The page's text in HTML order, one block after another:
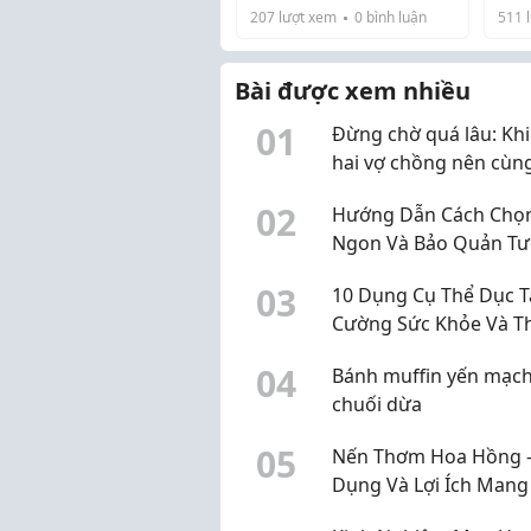
Khi nhắc đến quần áo
thường nghĩ đến những
bộ trang phục thể thao
thoải mái và tiện dụng.
Năm 2026, xu hướng
quần áo tập gym đã có
những bước tiến đáng
207 lượt xem 0 bình luận 511
Bài được xem nhiều
01
Đừng chờ quá lâu:
hai vợ chồng nên
02
Hướng Dẫn Cách
Ngon Và Bảo Quản
03
10 Dụng Cụ Thể Dục
Cường Sức Khỏe Và
04
Bánh muffin yến mạch
chuối dừa
05
Nến Thơm Hoa Hồng
Dụng Và Lợi Ích